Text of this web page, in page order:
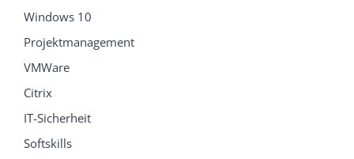
Windows 10
Projektmanagement
VMWare
Citrix
IT-Sicherheit
Softskills